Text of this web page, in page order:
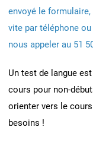
envoyé le
vite par téléphone
nous appeler au 51
Un test de langue
cours pour non-
orienter vers le
besoins !